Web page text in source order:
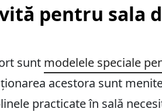
pentru sala
sunt modelele speciale
acestora sunt
practicate în sală